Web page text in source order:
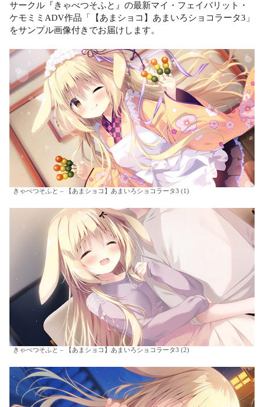
サークル『きゃべつそふと』の最新マイ・フェイバリット・
ケモミミADV作品「【あまショコ】あまいろショコラータ3」
をサンプル画像付きでお届けします。
きゃべつそふと – 【あまショコ】あまいろショコラータ3 (1)
きゃべつそふと – 【あまショコ】あまいろショコラータ3 (2)